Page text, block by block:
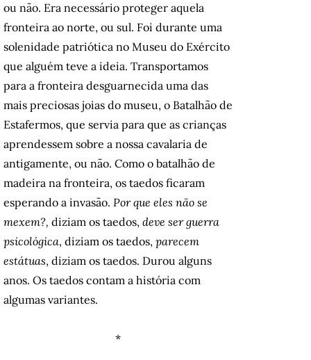
ou não. Era necessário proteger aquela
fronteira ao norte, ou sul. Foi durante uma
solenidade patriótica no Museu do Exército
que alguém teve a ideia. Transportamos
para a fronteira desguarnecida uma das
mais preciosas joias do museu, o Batalhão de
Estafermos, que servia para que as crianças
aprendessem sobre a nossa cavalaria de
antigamente, ou não. Como o batalhão de
madeira na fronteira, os taedos ficaram
esperando a invasão. Por que eles não se
mexem?, diziam os taedos, deve ser guerra
psicológica, diziam os taedos, parecem
estátuas, diziam os taedos. Durou alguns
anos. Os taedos contam a história com
algumas variantes.
*